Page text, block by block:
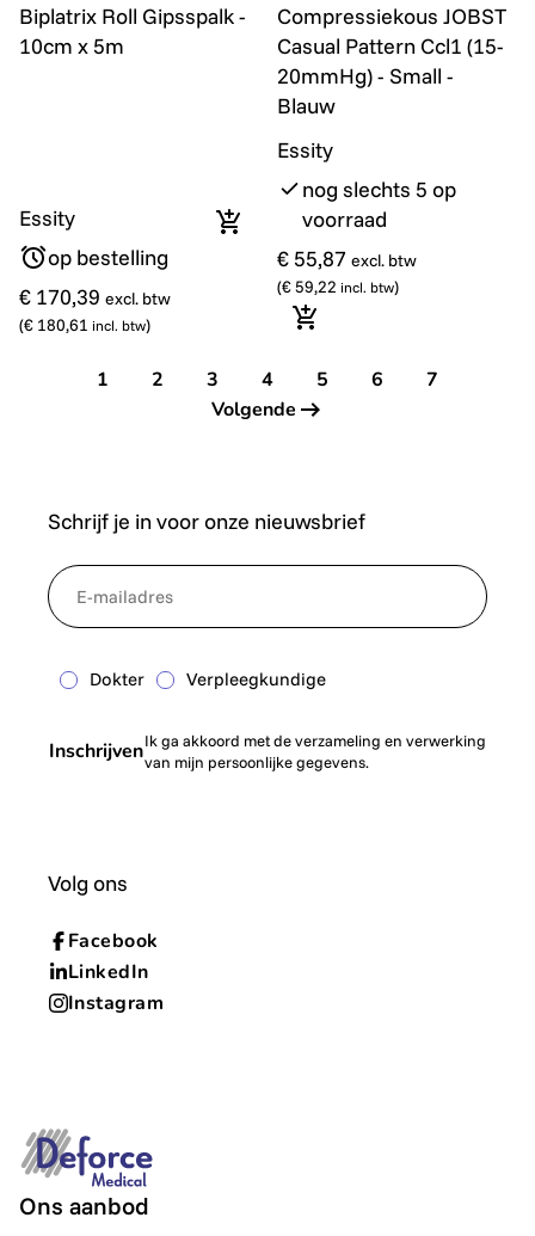
Biplatrix Roll Gipsspalk -
10cm x 5m
Essity
op bestelling
€ 170,39 excl. btw
(€ 180,61 incl. btw)
In winkelmandje
Compressiekous JOBST
Casual Pattern Ccl1 (15-
20mmHg) - Small -
Blauw
Essity
nog slechts 5 op
voorraad
€ 55,87 excl. btw
(€ 59,22 incl. btw)
In winkelmandje
1
2 3 4 5 6
7
Volgende
Schrijf je in voor onze nieuwsbrief
NewsletterEmail
Dokter Verpleegkundige
InschrijvenIk ga akkoord met de verzameling en verwerking
van mijn persoonlijke gegevens.
Volg ons
Facebook
LinkedIn
Instagram
Ons aanbod